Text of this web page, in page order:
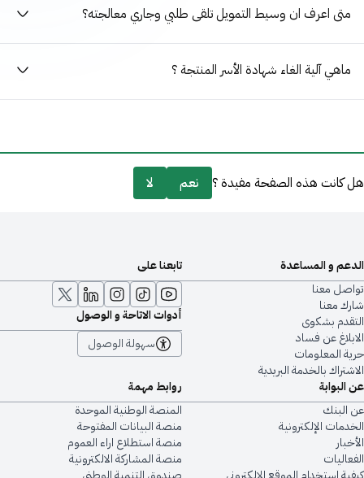
متى اعرف ان وسيط التمويل تلقى طلبي وجاري معالجته؟
ماهي آلية الغاء شهادة الأسر المنتجة ؟
هل كانت هذه الصفحة مفيدة ؟ نعم لا
عن البوابة
عن البنك
الخدمات الإلكترونية
الأخبار
الفعاليات
روابط مهمة
المنصة الوطنية الموحدة
منصة البيانات المفتوحة
منصة استطلاع اراء العموم
منصة المشاركة الالكترونية
الدعم و المساعدة
تواصل معنا
شارك معنا
التقدم بشكوى
الابلاغ عن فساد
حرية المعلومات
الاشتراك بالخدمة البريدية
تابعنا على
أدوات الاتاحة و الوصول
سهولة الوصول